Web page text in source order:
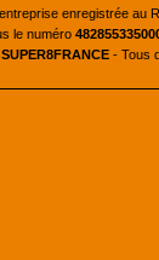
enregistrée au
le numéro
- Tous